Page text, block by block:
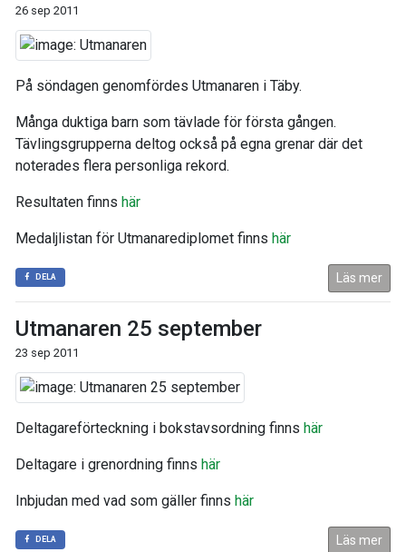
26 sep 2011
På söndagen genomfördes Utmanaren i Täby.
Många duktiga barn som tävlade för första gången.
Tävlingsgrupperna deltog också på egna grenar där det
noterades flera personliga rekord.
Resultaten finns här
Medaljlistan för Utmanarediplomet finns här
DELA Läs mer
Utmanaren 25 september
23 sep 2011
Deltagareförteckning i bokstavsordning finns här
Deltagare i grenordning finns här
Inbjudan med vad som gäller finns här
DELA Läs mer